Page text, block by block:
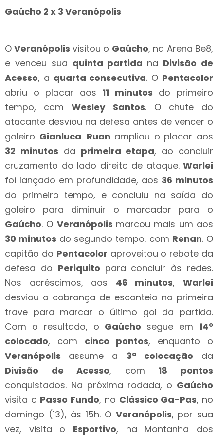
Gaúcho 2 x 3 Veranópolis
OVeranópolis visitou o Gaúcho, na Arena Be8,
e venceu sua quinta partida na Divisão de
Acesso, a quarta consecutiva. O Pentacolor
abriu o placar aos 11 minutos do primeiro
tempo, comWesley Santos. O chute do
atacante desviou na defesa antes de vencer o
goleiro Gianluca. Ruan ampliou o placar aos
32 minutos da primeira etapa, ao concluir
cruzamento do lado direito de ataque. Warlei
foi lançado em profundidade, aos 36 minutos
do primeiro tempo, e concluiu na saída do
goleiro para diminuir o marcador para o
Gaúcho. O Veranópolis marcou mais um aos
30 minutos do segundo tempo, com Renan. O
capitão do Pentacolor aproveitou o rebote da
defesa do Periquito para concluir às redes.
Nos acréscimos, aos 46 minutos,Warlei
desviou a cobrança de escanteio na primeira
trave para marcar o último gol da partida.
Com o resultado, o Gaúcho segue em 14º
colocado, com cinco pontos, enquanto o
Veranópolis assume a 3ª colocação da
Divisão de Acesso, com 18 pontos
conquistados. Na próxima rodada, o Gaúcho
visita o Passo Fundo, no Clássico Ga-Pas, no
domingo (13), às 15h. O Veranópolis, por sua
vez, visita o Esportivo, na Montanha dos